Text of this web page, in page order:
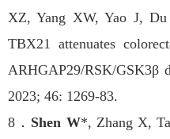
XZ, Yang XW, Yao J,
TBX21 attenuates
ARHGAP29/RSK/GSK3β
2023; 46: 1269-83.
8 ． Shen W*, Zhang X,